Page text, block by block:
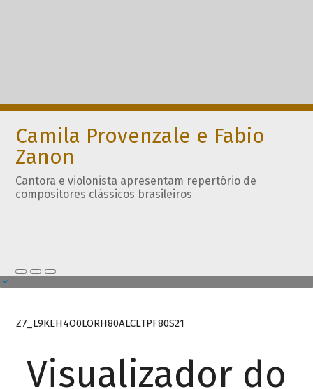
Camila Provenzale e Fabio
Zanon
Cantora e violonista apresentam repertório de
compositores clássicos brasileiros
Z7_L9KEH4O0LORH80ALCLTPF80S21
Visualizador do